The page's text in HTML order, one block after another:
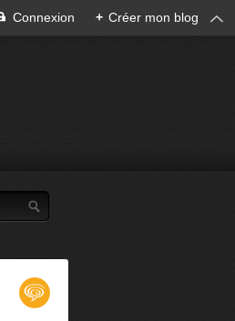
Connexion + Créer mon blog